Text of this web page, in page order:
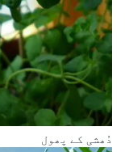
دُھشی کے پھول